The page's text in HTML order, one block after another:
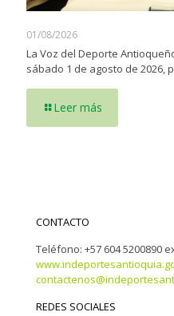
01/08/2026
La Voz del Deporte
sábado 1 de agosto de 2026,
Leer más
CONTACTO
Teléfono: +57 604 5200890
REDES SOCIALES